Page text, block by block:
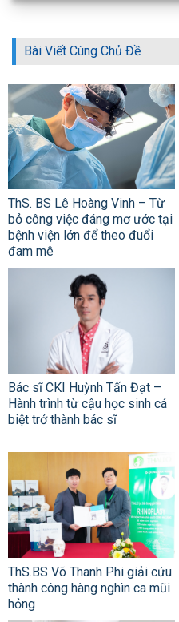
Bài Viết Cùng Chủ Đề
ThS. BS Lê Hoàng Vinh – Từ
bỏ công việc đáng mơ ước tại
bệnh viện lớn để theo đuổi
đam mê
Bác sĩ CKI Huỳnh Tấn Đạt –
Hành trình từ cậu học sinh cá
biệt trở thành bác sĩ
ThS.BS Võ Thanh Phi giải cứu
thành công hàng nghìn ca mũi
hỏng